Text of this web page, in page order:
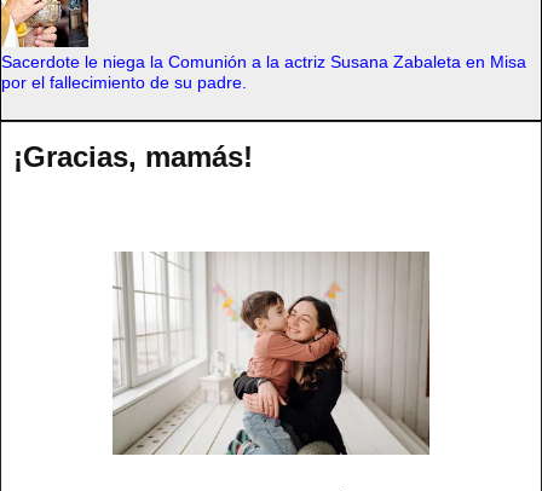
Sacerdote le niega la Comunión a la actriz Susana Zabaleta en Misa
por el fallecimiento de su padre.
¡Gracias, mamás!